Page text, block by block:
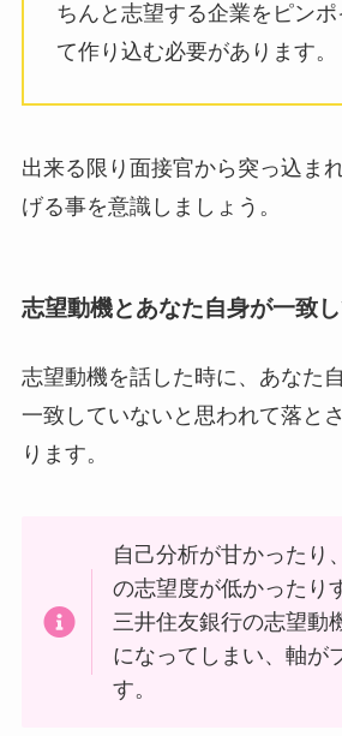
ちんと志望する企業をピン
て作り込む必要があります。
出来る限り面接官から突っ込ま
げる事を意識しましょう。
志望動機とあなた自身が一致
志望動機を話した時に、あなた
一致していないと思われて落と
ります。
自己分析が甘かったり
の志望度が低かったり
三井住友銀行の志望動
になってしまい、軸が
す。